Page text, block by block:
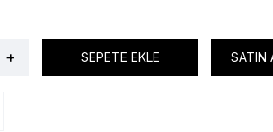
+ SEPETE EKLE SATIN